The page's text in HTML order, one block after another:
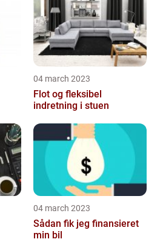
04 march 2023
Flot og fleksibel
indretning i stuen
04 march 2023
Sådan fik jeg finansieret
min bil